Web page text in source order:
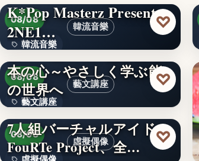
韓流音樂
08/08
韓流音樂
文字
K*Pop Masterz Presents
2NE1…
♡
藝文講座
08/08
藝文講座
1,000円
見て、知って、感じる日
本の心～やさしく学ぶ能
の世界へ
♡
虛擬偶像
08/08
7人組バーチャルアイドル
FouRTe Project、全…
♡